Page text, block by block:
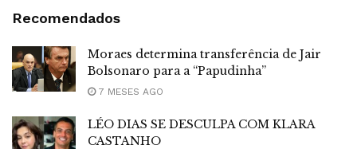
Recomendados
Moraes determina transferência de Jair
Bolsonaro para a “Papudinha”
7 MESES AGO
LÉO DIAS SE DESCULPA COM KLARA
CASTANHO